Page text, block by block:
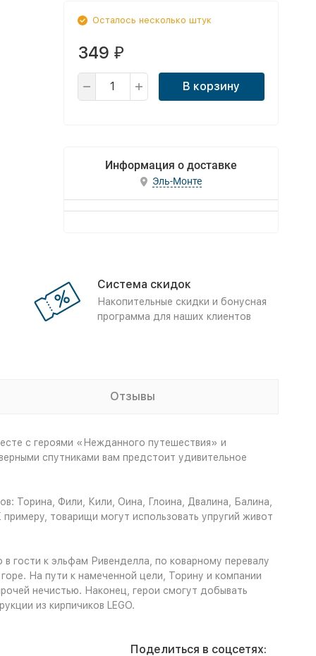
Осталось несколько штук
349 ₽
В корзину
Информация о доставке
Эль-Монте
Система скидок
Накопительные скидки и бонусная
программа для наших клиентов
Отзывы
с героями «Нежданного путешествия» и
спутниками вам предстоит удивительное
Торина, Фили, Кили, Оина, Глоина, Двалина, Балина,
товарищи могут использовать упругий живот
гости к эльфам Ривенделла, по коварному перевалу
На пути к намеченной цели, Торину и компании
нечистью. Наконец, герои смогут добывать
из кирпичиков LEGO.
Поделиться в соцсетях: